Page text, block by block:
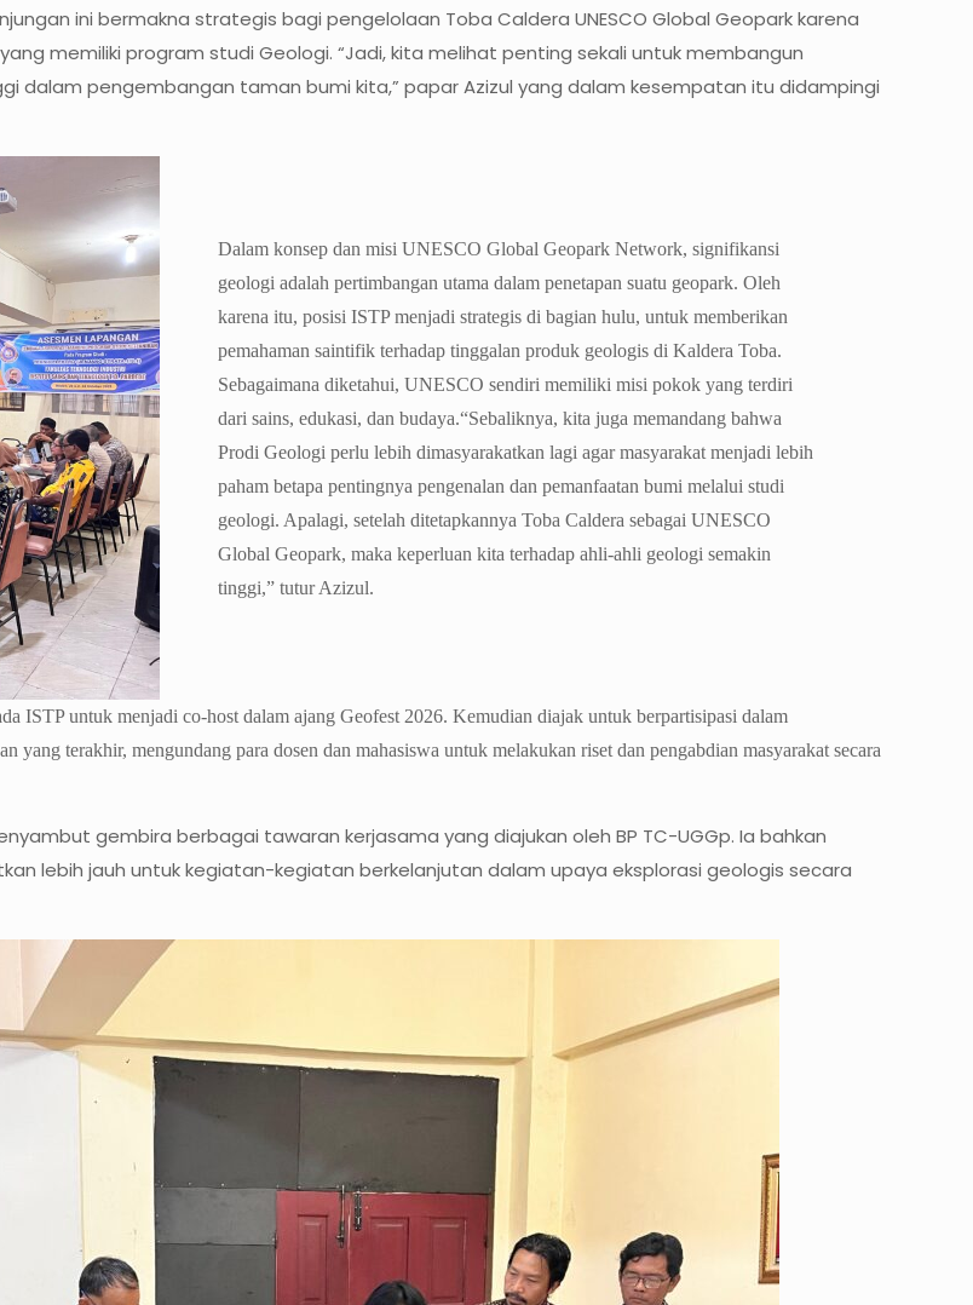
ini bermakna strategis bagi pengelolaan Toba Caldera UNESCO Global Geopark karena
memiliki program studi Geologi. “Jadi, kita melihat penting sekali untuk membangun
dalam pengembangan taman bumi kita,” papar Azizul yang dalam kesempatan itu didampingi
Dalam konsep dan misi UNESCO Global Geopark Network, signifikansi
geologi adalah pertimbangan utama dalam penetapan suatu geopark. Oleh
karena itu, posisi ISTP menjadi strategis di bagian hulu, untuk memberikan
pemahaman saintifik terhadap tinggalan produk geologis di Kaldera Toba.
Sebagaimana diketahui, UNESCO sendiri memiliki misi pokok yang terdiri
dari sains, edukasi, dan budaya.“Sebaliknya, kita juga memandang bahwa
Prodi Geologi perlu lebih dimasyarakatkan lagi agar masyarakat menjadi lebih
paham betapa pentingnya pengenalan dan pemanfaatan bumi melalui studi
geologi. Apalagi, setelah ditetapkannya Toba Caldera sebagai UNESCO
Global Geopark, maka keperluan kita terhadap ahli-ahli geologi semakin
tinggi,” tutur Azizul.
ISTP untuk menjadi co-host dalam ajang Geofest 2026. Kemudian diajak untuk berpartisipasi dalam
yang terakhir, mengundang para dosen dan mahasiswa untuk melakukan riset dan pengabdian masyarakat secara
gembira berbagai tawaran kerjasama yang diajukan oleh BP TC-UGGp. Ia bahkan
lebih jauh untuk kegiatan-kegiatan berkelanjutan dalam upaya eksplorasi geologis secara